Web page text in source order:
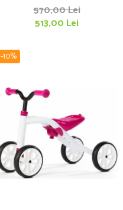
integrată - BMXie
570,00 Lei
513,00 Lei
-10%